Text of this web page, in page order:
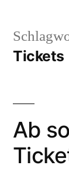
Tickets
Ab